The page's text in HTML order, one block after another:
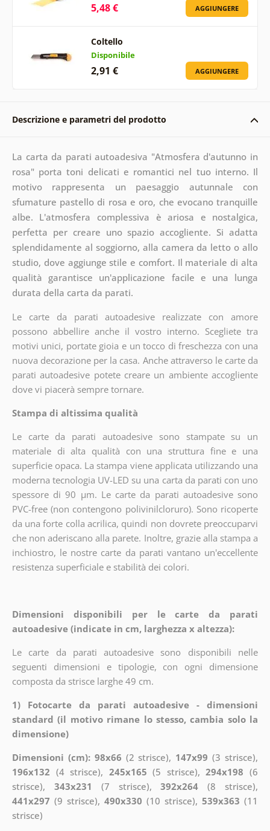
5,48 € AGGIUNGERE
Coltello
Disponibile
2,91 € AGGIUNGERE
Descrizione e parametri del prodotto
La carta da parati autoadesiva "Atmosfera d'autunno in
rosa" porta toni delicati e romantici nel tuo interno. Il
motivo rappresenta un paesaggio autunnale con
sfumature pastello di rosa e oro, che evocano tranquille
albe. L'atmosfera complessiva è ariosa e nostalgica,
perfetta per creare uno spazio accogliente. Si adatta
splendidamente al soggiorno, alla camera da letto o allo
studio, dove aggiunge stile e comfort. Il materiale di alta
qualità garantisce un'applicazione facile e una lunga
durata della carta da parati.
Le carte da parati autoadesive realizzate con amore
possono abbellire anche il vostro interno. Scegliete tra
motivi unici, portate gioia e un tocco di freschezza con una
nuova decorazione per la casa. Anche attraverso le carte da
parati autoadesive potete creare un ambiente accogliente
dove vi piacerà sempre tornare.
Stampa di altissima qualità
Le carte da parati autoadesive sono stampate su un
materiale di alta qualità con una struttura fine e una
superficie opaca. La stampa viene applicata utilizzando una
moderna tecnologia UV-LED su una carta da parati con uno
spessore di 90 µm. Le carte da parati autoadesive sono
PVC-free (non contengono polivinilcloruro). Sono ricoperte
da una forte colla acrilica, quindi non dovrete preoccuparvi
che non aderiscano alla parete. Inoltre, grazie alla stampa a
inchiostro, le nostre carte da parati vantano un'eccellente
resistenza superficiale e stabilità dei colori.
Dimensioni disponibili per le carte da parati
autoadesive (indicate in cm, larghezza x altezza):
Le carte da parati autoadesive sono disponibili nelle
seguenti dimensioni e tipologie, con ogni dimensione
composta da strisce larghe 49 cm.
1) Fotocarte da parati autoadesive - dimensioni
standard (il motivo rimane lo stesso, cambia solo la
dimensione)
Dimensioni (cm): 98x66 (2 strisce), 147x99 (3 strisce),
196x132 (4 strisce), 245x165 (5 strisce),294x198 (6
strisce), 343x231 (7 strisce),392x264 (8 strisce),
441x297 (9 strisce), 490x330 (10 strisce),539x363 (11
strisce)